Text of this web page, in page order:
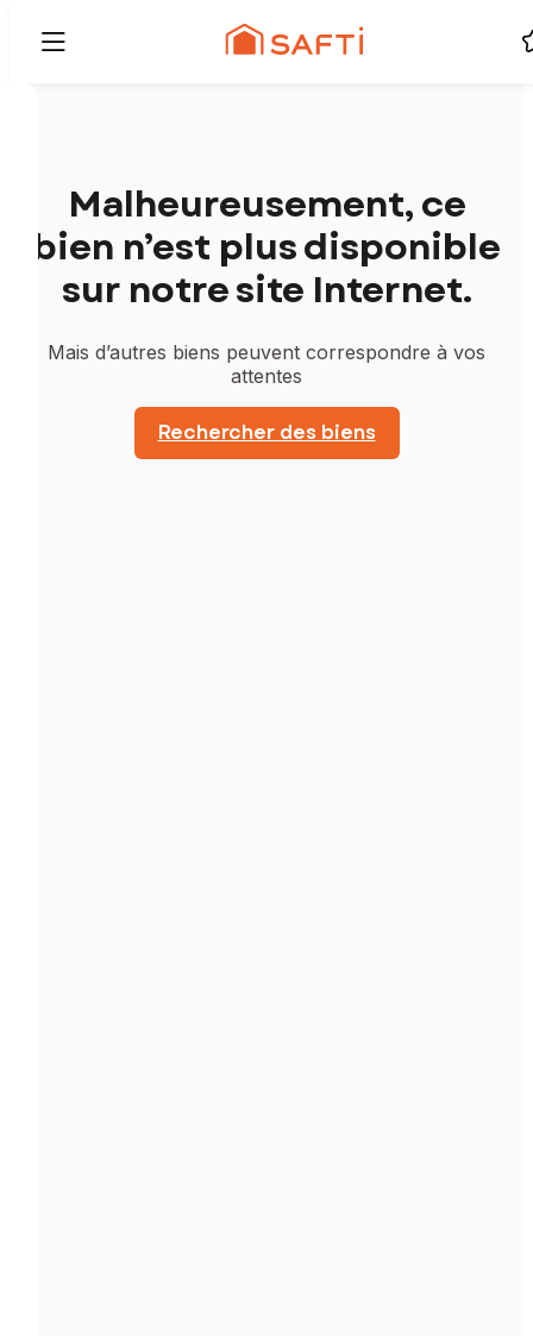
Malheureusement, ce
bien n’est plus disponible
sur notre site Internet.
Mais d’autres biens peuvent correspondre à vos
attentes
Rechercher des biens